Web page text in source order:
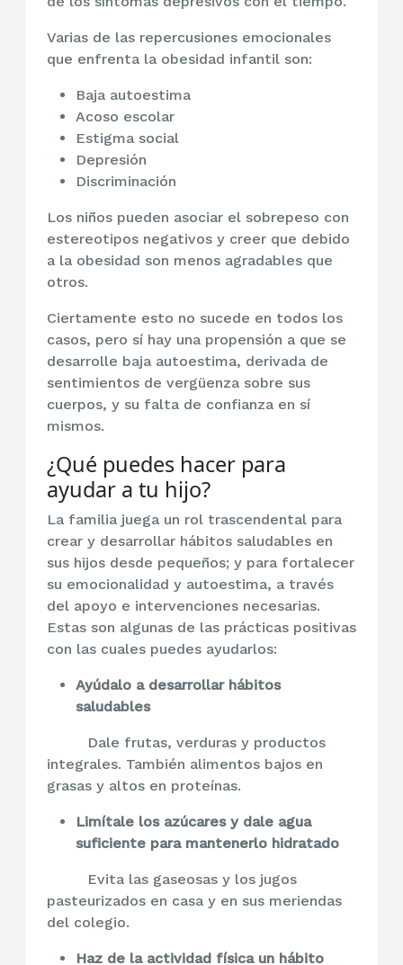
Varias de las repercusiones emocionales
que enfrenta la obesidad infantil son:
Baja autoestima
Acoso escolar
Estigma social
Depresión
Discriminación
Los niños pueden asociar el sobrepeso con
estereotipos negativos y creer que debido
a la obesidad son menos agradables que
otros.
Ciertamente esto no sucede en todos los
casos, pero sí hay una propensión a que se
desarrolle baja autoestima, derivada de
sentimientos de vergüenza sobre sus
cuerpos, y su falta de confianza en sí
mismos.
¿Qué puedes hacer para
ayudar a tu hijo?
La familia juega un rol trascendental para
crear y desarrollar hábitos saludables en
sus hijos desde pequeños; y para fortalecer
su emocionalidad y autoestima, a través
del apoyo e intervenciones necesarias.
Estas son algunas de las prácticas positivas
con las cuales puedes ayudarlos:
Ayúdalo a desarrollar hábitos
saludables
Dale frutas, verduras y productos
integrales. También alimentos bajos en
grasas y altos en proteínas.
Limítale los azúcares y dale agua
suficiente para mantenerlo hidratado
Evita las gaseosas y los jugos
pasteurizados en casa y en sus meriendas
del colegio.
Haz de la actividad física un hábito